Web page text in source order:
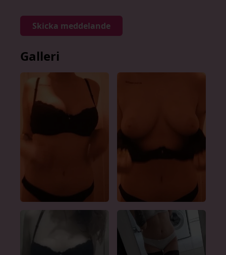
Skicka meddelande
Galleri